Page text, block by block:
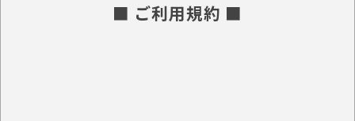
■ ご利用規約 ■